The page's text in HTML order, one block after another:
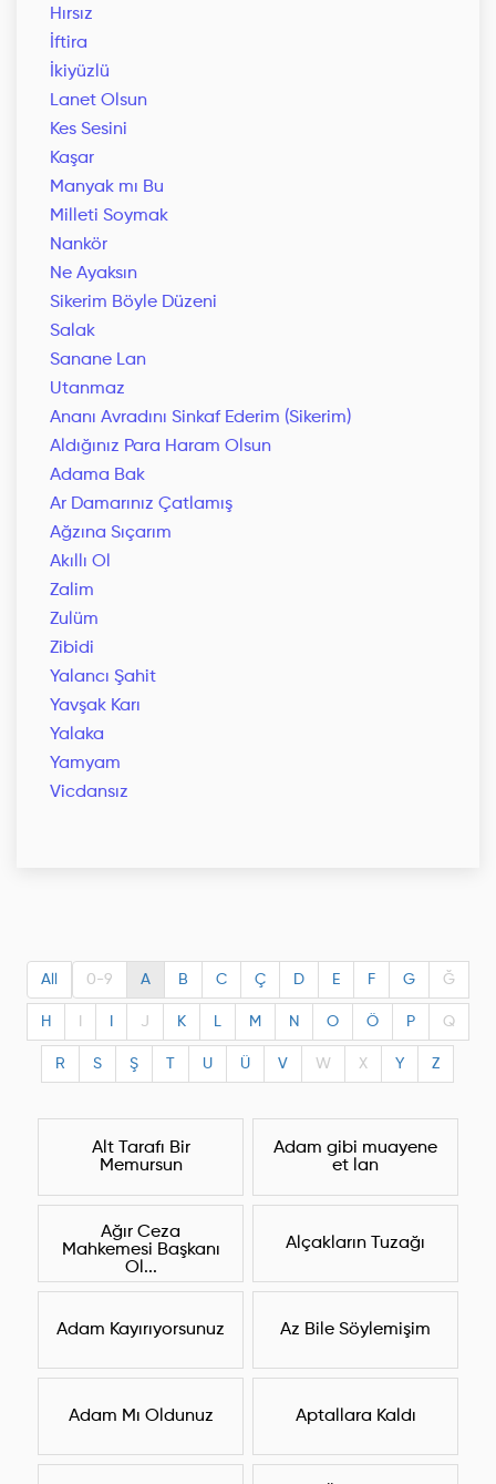
Hırsız
İftira
İkiyüzlü
Lanet Olsun
Kes Sesini
Kaşar
Manyak mı Bu
Milleti Soymak
Nankör
Ne Ayaksın
Sikerim Böyle Düzeni
Salak
Sanane Lan
Utanmaz
Ananı Avradını Sinkaf Ederim (Sikerim)
Aldığınız Para Haram Olsun
Adama Bak
Ar Damarınız Çatlamış
Ağzına Sıçarım
Akıllı Ol
Zalim
Zulüm
Zibidi
Yalancı Şahit
Yavşak Karı
Yalaka
Yamyam
Vicdansız
All 0-9 A B C Ç D E F G Ğ
H J K L M N O Ö P Q
R S Ş U Ü V W X Y Z
Alt Tarafı Bir
Memursun
Adam gibi muayene
et lan
Ağır Ceza
Mahkemesi Başkanı
Ol...
Alçakların Tuzağı
Adam Kayırıyorsunuz Az Bile Söylemişim
Adam Mı Oldunuz Aptallara Kaldı